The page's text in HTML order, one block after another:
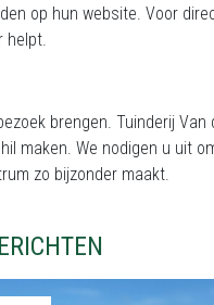
op hun website. Voor
helpt.
brengen. Tuinderij
maken. We nodigen u uit
zo bijzonder maakt.